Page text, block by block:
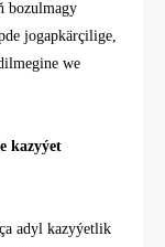
bozulmagy
jogapkärçilige,
we
kazyýet
adyl kazyýetlik